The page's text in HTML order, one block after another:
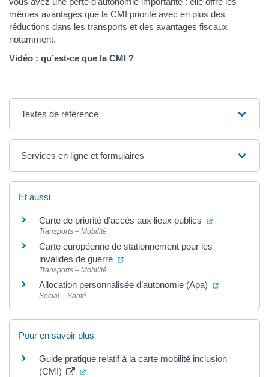
mêmes avantages que la CMI priorité avec en plus des
réductions dans les transports et des avantages fiscaux
notamment.
Vidéo : qu’est-ce que la CMI ?
Textes de référence
Services en ligne et formulaires
Et aussi
Carte de priorité d’accès aux lieux publics (ouverture
Transports – Mobilité
Carte européenne de stationnement pour les
invalides de guerre
(ouverture dans un nouvel onglet)
Transports – Mobilité
Allocation personnalisée d’autonomie (Apa) (ouverture
Social – Santé
Pour en savoir plus
Guide pratique relatif à la carte mobilité inclusion
(CMI)
(ouverture dans un nouvel onglet)